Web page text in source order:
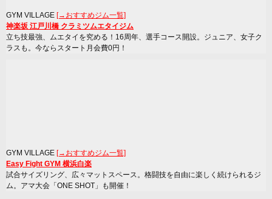
GYM VILLAGE [→おすすめジム一覧]
神楽坂 江戸川橋 クラミツムエタイジム
立ち技最強、ムエタイを究める！16周年、選手コース開設。ジュニア、女子ク
ラスも。今ならスタート月会費0円！
GYM VILLAGE [→おすすめジム一覧]
Easy Fight GYM 横浜白楽
試合サイズリング、広々マットスペース。格闘技を自由に楽しく続けられるジ
ム。アマ大会「ONE SHOT」も開催！